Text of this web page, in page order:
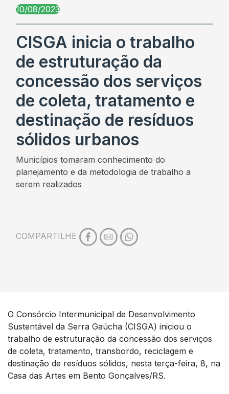
10/08/2023
CISGA inicia o trabalho
de estruturação da
concessão dos serviços
de coleta, tratamento e
destinação de resíduos
sólidos urbanos
Municípios tomaram conhecimento do
planejamento e da metodologia de trabalho a
serem realizados
COMPARTILHE
O Consórcio Intermunicipal de Desenvolvimento
Sustentável da Serra Gaúcha (CISGA) iniciou o
trabalho de estruturação da concessão dos serviços
de coleta, tratamento, transbordo, reciclagem e
destinação de resíduos sólidos, nesta terça-feira, 8, na
Casa das Artes em Bento Gonçalves/RS.